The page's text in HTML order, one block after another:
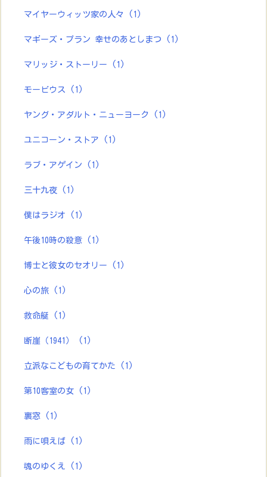
マイヤーウィッツ家の人々 (1)
マギーズ・プラン 幸せのあとしまつ (1)
マリッジ・ストーリー (1)
モービウス (1)
ヤング・アダルト・ニューヨーク (1)
ユニコーン・ストア (1)
ラブ・アゲイン (1)
三十九夜 (1)
僕はラジオ (1)
午後10時の殺意 (1)
博士と彼女のセオリー (1)
心の旅 (1)
救命艇 (1)
断崖（1941） (1)
立派なこどもの育てかた (1)
第10客室の女 (1)
裏窓 (1)
雨に唄えば (1)
魂のゆくえ (1)